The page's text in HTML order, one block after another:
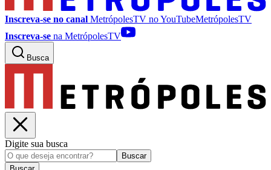
Inscreva-se no canal MetrópolesTV noYouTubeMetrópolesTV
Inscreva-se na MetrópolesTV
Busca
Digite sua busca
Buscar